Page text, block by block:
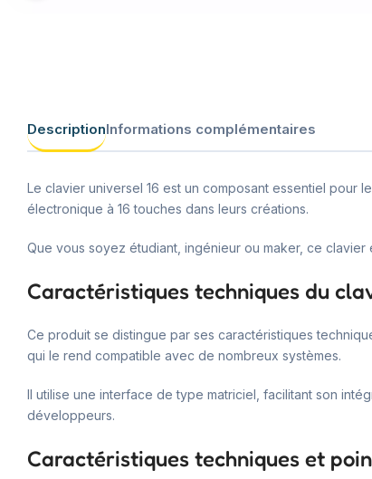
DescriptionInformations complémentaires
Le clavier universel 16 est un composant essentiel pour
électronique à 16 touches dans leurs créations.
Que vous soyez étudiant, ingénieur ou maker, ce
Caractéristiques techniques du
Ce produit se distingue par ses caractéristiques
qui le rend compatible avec de nombreux systèmes.
Il utilise une interface de type matriciel, facilitant son
développeurs.
Caractéristiques techniques et